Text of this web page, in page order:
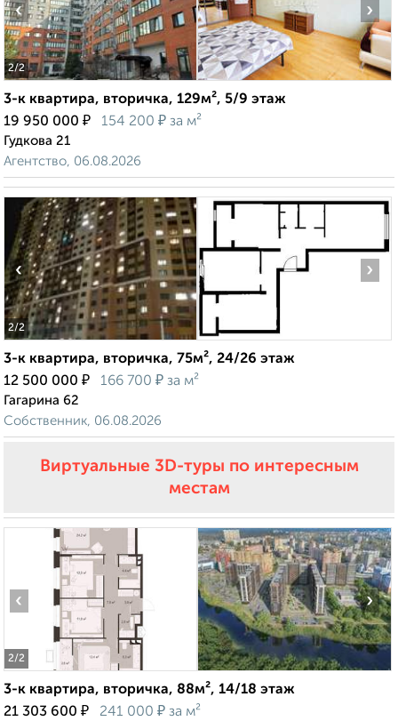
2/2
‹ ›
3-к квартира, вторичка, 129м², 5/9 этаж
19 950 000 ₽ 154 200 ₽ за м²
Гудкова 21
Агентство, 06.08.2026
2/2
‹ ›
3-к квартира, вторичка, 75м², 24/26 этаж
12 500 000 ₽ 166 700 ₽ за м²
Гагарина 62
Собственник, 06.08.2026
Виртуальные 3D-туры по интересным
местам
2/2
‹ ›
3-к квартира, вторичка, 88м², 14/18 этаж
21 303 600 ₽ 241 000 ₽ за м²